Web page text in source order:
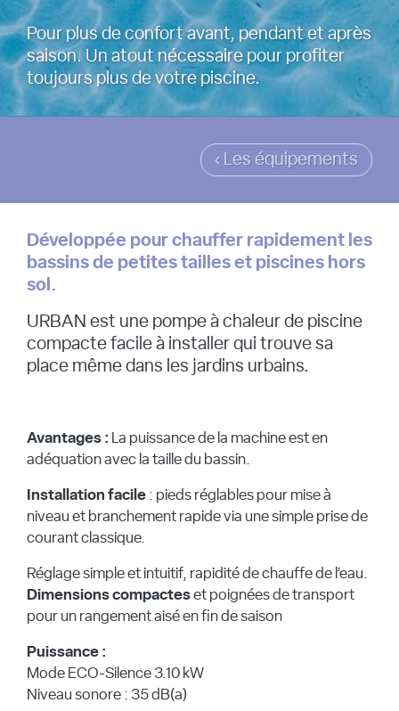
Pour plus de confort avant, pendant et après
saison. Un atout nécessaire pour profiter
toujours plus de votre piscine.
‹ Les équipements
Développée pour chauffer rapidement les
bassins de petites tailles et piscines hors
sol.
URBAN est une pompe à chaleur de piscine
compacte facile à installer qui trouve sa
place même dans les jardins urbains.
Avantages :
La puissance de la machine est en
adéquation avec la taille du bassin.
Installation facile : pieds réglables pour mise à
niveau et branchement rapide via une simple prise de
courant classique.
Réglage simple et intuitif, rapidité de chauffe de l’eau.
Dimensions compacteset poignées de transport
pour un rangement aisé en fin de saison
Puissance :
Mode ECO-Silence 3.10 kW
Niveau sonore : 35 dB(a)